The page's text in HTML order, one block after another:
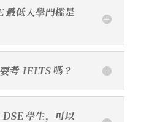
最低入學門檻是
考 IELTS 嗎？
學生，可以